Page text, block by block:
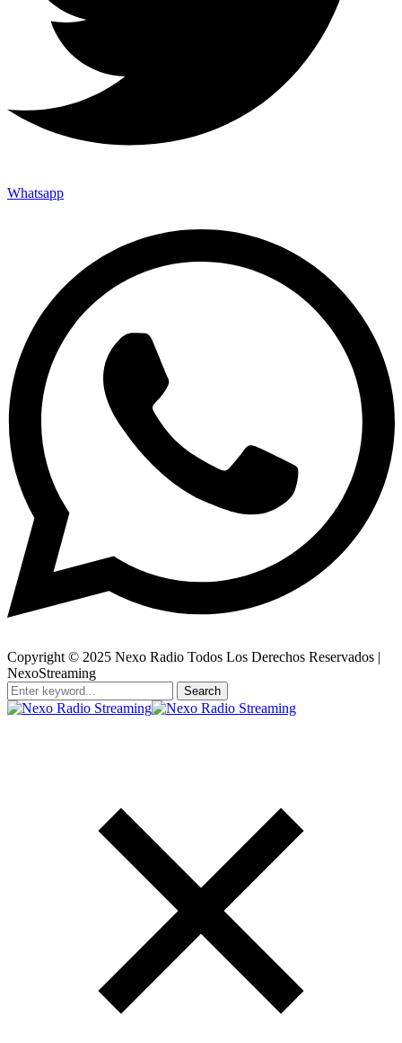
Whatsapp
Copyright © 2025 Nexo Radio Todos Los Derechos Reservados |
NexoStreaming
Search